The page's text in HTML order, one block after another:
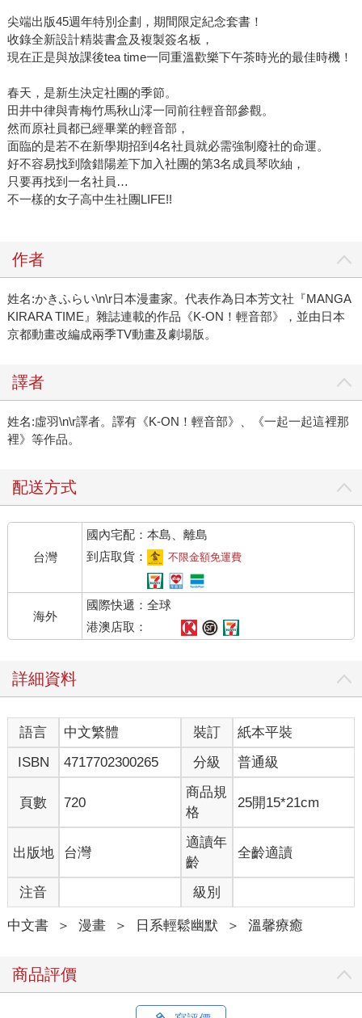
尖端出版45週年特別企劃，期間限定紀念套書！
收錄全新設計精裝書盒及複製簽名板，
現在正是與放課後tea time一同重溫歡樂下午茶時光的最佳時機！
春天，是新生決定社團的季節。
田井中律與青梅竹馬秋山澪一同前往輕音部參觀。
然而原社員都已經畢業的輕音部，
面臨的是若不在新學期招到4名社員就必需強制廢社的命運。
好不容易找到陰錯陽差下加入社團的第3名成員琴吹紬，
只要再找到一名社員…
不一樣的女子高中生社團LIFE!!
作者
姓名:かきふらい\n\r日本漫畫家。代表作為日本芳文社『MANGA
KIRARA TIME』雜誌連載的作品《K-ON！輕音部》，並由日本
京都動畫改編成兩季TV動畫及劇場版。
譯者
姓名:虛羽\n\r譯者。譯有《K-ON！輕音部》、《一起一起這裡那
裡》等作品。
配送方式
台灣
國內宅配：本島、離島
到店取貨：
不限金額免運費
海外
國際快遞：全球
港澳店取：
詳細資料
語言 中文繁體 裝訂
紙本平裝
ISBN
4717702300265 分級 普通級
頁數 720
商品規
格
25開15*21cm
出版地 台灣
適讀年
齡
全齡適讀
注音 級別
中文書 ＞ 漫畫 ＞ 日系輕鬆幽默 ＞ 溫馨療癒
商品評價